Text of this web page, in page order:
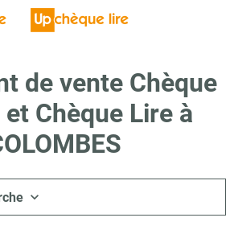
de vente Chèque
Chèque Lire à